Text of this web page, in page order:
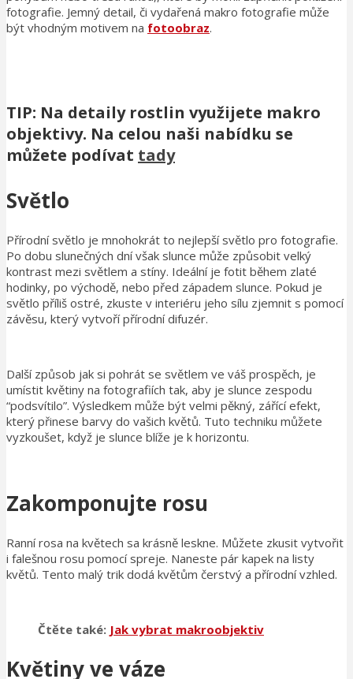
fotografie. Jemný detail, či vydařená makro fotografie může
být vhodným motivem na fotoobraz.
TIP: Na detaily rostlin využijete makro
objektivy. Na celou naši nabídku se
můžete podívat tady
Světlo
Přírodní světlo je mnohokrát to nejlepší světlo pro fotografie.
Po dobu slunečných dní však slunce může způsobit velký
kontrast mezi světlem a stíny. Ideální je fotit během zlaté
hodinky, po východě, nebo před západem slunce. Pokud je
světlo příliš ostré, zkuste v interiéru jeho sílu zjemnit s pomocí
závěsu, který vytvoří přírodní difuzér.
Další způsob jak si pohrát se světlem ve váš prospěch, je
umístit květiny na fotografiích tak, aby je slunce zespodu
“podsvítilo”. Výsledkem může být velmi pěkný, zářící efekt,
který přinese barvy do vašich květů. Tuto techniku můžete
vyzkoušet, když je slunce blíže je k horizontu.
Zakomponujte rosu
Ranní rosa na květech sa krásně leskne. Můžete zkusit vytvořit
i falešnou rosu pomocí spreje. Naneste pár kapek na listy
květů. Tento malý trik dodá květům čerstvý a přírodní vzhled.
Čtěte také: Jak vybrat makroobjektiv
Květiny ve váze